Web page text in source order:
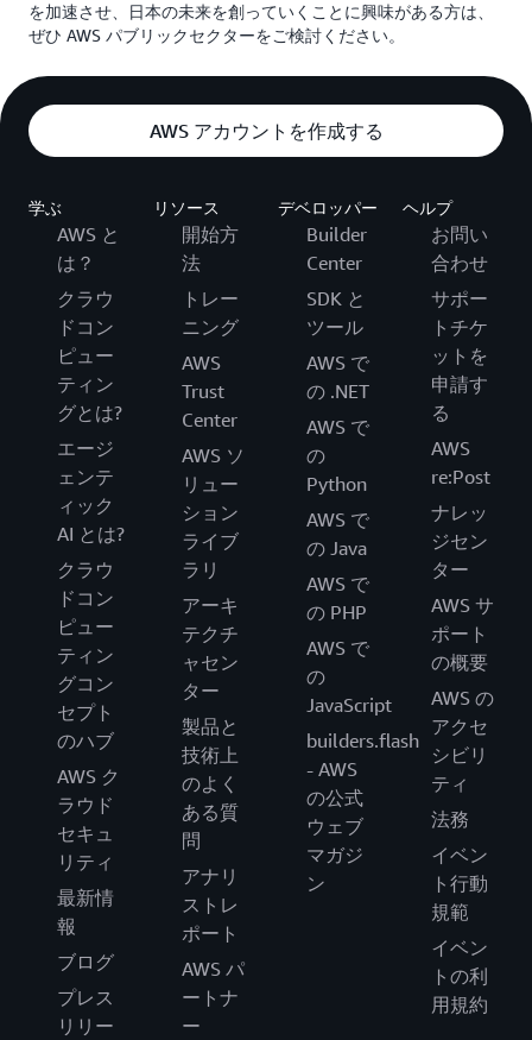
を加速させ、日本の未来を創っていくことに興味がある方は、
ぜひ AWS パブリックセクターをご検討ください。
AWS アカウントを作成する
学ぶ
AWS と
は？
クラウ
ドコン
ピュー
ティン
グとは?
エージ
ェンテ
ィック
AI とは?
クラウ
ドコン
ピュー
ティン
グコン
セプト
のハブ
AWS ク
ラウド
セキュ
リティ
最新情
報
ブログ
プレス
リリー
リソース
開始方
法
トレー
ニング
AWS
Trust
Center
AWS ソ
リュー
ション
ライブ
ラリ
アーキ
テクチ
ャセン
ター
製品と
技術上
のよく
ある質
問
アナリ
ストレ
ポート
AWS パ
ートナ
ー
デベロッパー
Builder
Center
SDK と
ツール
AWS で
の .NET
AWS で
の
Python
AWS で
の Java
AWS で
の PHP
AWS で
の
JavaScript
builders.flash
- AWS
の公式
ウェブ
マガジ
ン
ヘルプ
お問い
合わせ
サポー
トチケ
ットを
申請す
る
AWS
re:Post
ナレッ
ジセン
ター
AWS サ
ポート
の概要
AWS の
アクセ
シビリ
ティ
法務
イベン
ト行動
規範
イベン
トの利
用規約